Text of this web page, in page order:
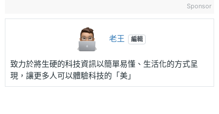
Sponsor
老王 編輯
致力於將生硬的科技資訊以簡單易懂、生活化的方式呈
現，讓更多人可以體驗科技的「美」